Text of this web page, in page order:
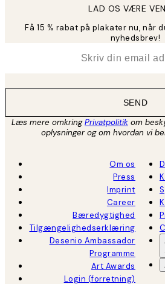
LAD OS VÆRE
Få 15 % rabat på plakater nu, når
nyhedsbrev!
SEND
Læs mere omkringPrivatpolitik om
oplysninger og om hvordan vi
Om os
Press
Imprint
Career
Bæredygtighed
Tilgængelighedserklæring
Desenio Ambassador
Programme
Art Awards
Login (forretning)